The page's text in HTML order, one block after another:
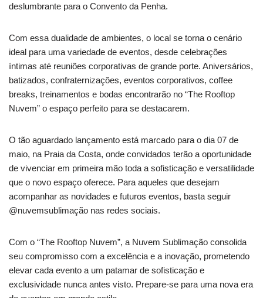
deslumbrante para o Convento da Penha.
Com essa dualidade de ambientes, o local se torna o cenário
ideal para uma variedade de eventos, desde celebrações
íntimas até reuniões corporativas de grande porte. Aniversários,
batizados, confraternizações, eventos corporativos, coffee
breaks, treinamentos e bodas encontrarão no “The Rooftop
Nuvem” o espaço perfeito para se destacarem.
O tão aguardado lançamento está marcado para o dia 07 de
maio, na Praia da Costa, onde convidados terão a oportunidade
de vivenciar em primeira mão toda a sofisticação e versatilidade
que o novo espaço oferece. Para aqueles que desejam
acompanhar as novidades e futuros eventos, basta seguir
@nuvemsublimação nas redes sociais.
Com o “The Rooftop Nuvem”, a Nuvem Sublimação consolida
seu compromisso com a excelência e a inovação, prometendo
elevar cada evento a um patamar de sofisticação e
exclusividade nunca antes visto. Prepare-se para uma nova era